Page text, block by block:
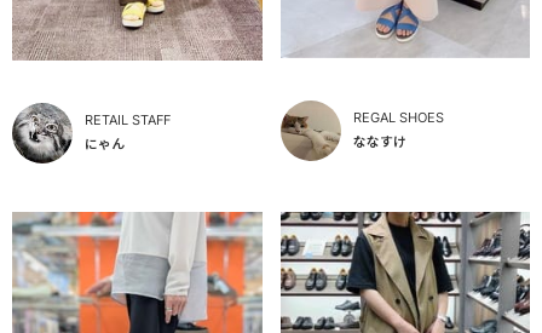
RETAIL STAFF
にゃん
REGAL SHOES
ななすけ